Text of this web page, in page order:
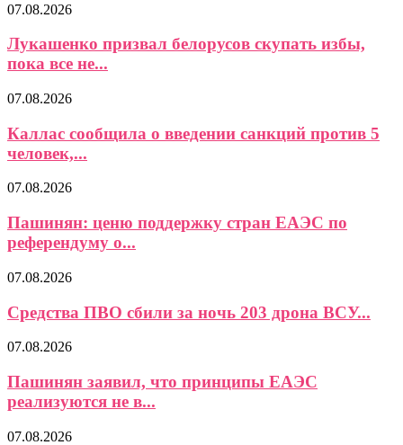
07.08.2026
Лукашенко призвал белорусов скупать избы,
пока все не...
07.08.2026
Каллас сообщила о введении санкций против 5
человек,...
07.08.2026
Пашинян: ценю поддержку стран ЕАЭС по
референдуму о...
07.08.2026
Средства ПВО сбили за ночь 203 дрона ВСУ...
07.08.2026
Пашинян заявил, что принципы ЕАЭС
реализуются не в...
07.08.2026